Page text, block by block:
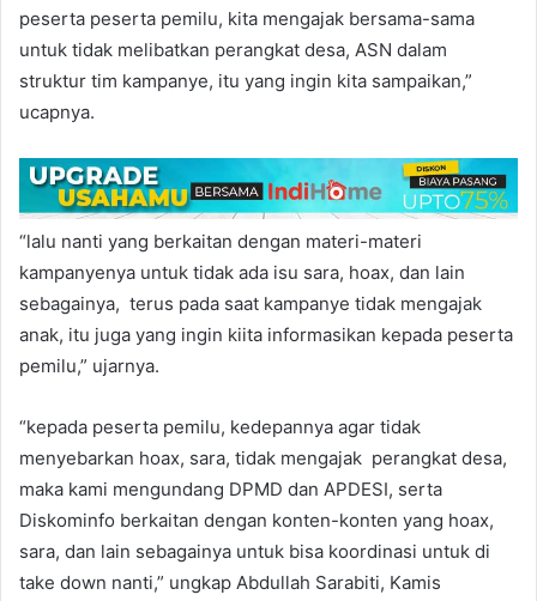
peserta peserta pemilu, kita mengajak bersama-sama
untuk tidak melibatkan perangkat desa, ASN dalam
struktur tim kampanye, itu yang ingin kita sampaikan,”
ucapnya.
“lalu nanti yang berkaitan dengan materi-materi
kampanyenya untuk tidak ada isu sara, hoax, dan lain
sebagainya, terus pada saat kampanye tidak mengajak
anak, itu juga yang ingin kiita informasikan kepada peserta
pemilu,” ujarnya.
“kepada peserta pemilu, kedepannya agar tidak
menyebarkan hoax, sara, tidak mengajak perangkat desa,
maka kami mengundang DPMD dan APDESI, serta
Diskominfo berkaitan dengan konten-konten yang hoax,
sara, dan lain sebagainya untuk bisa koordinasi untuk di
take down nanti,” ungkap Abdullah Sarabiti, Kamis